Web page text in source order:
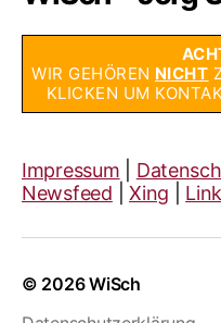
WIR GEHÖREN NICHT
KLICKEN UM
Impressum
Newsfeed |Xing
© 2026WiSch